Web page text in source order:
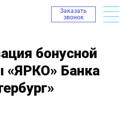
Заказать
звонок
бонусной
«ЯРКО» Банка